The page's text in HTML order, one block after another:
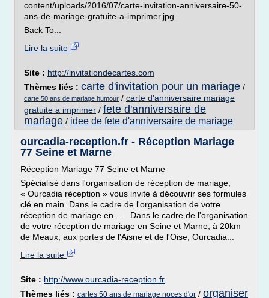
content/uploads/2016/07/carte-invitation-anniversaire-50-
ans-de-mariage-gratuite-a-imprimer.jpg
Back To...
Lire la suite
Site : http://invitationdecartes.com
Thèmes liés : carte d'invitation pour un mariage /
carte 50 ans de mariage humour / carte d'anniversaire mariage
gratuite a imprimer / fete d'anniversaire de
mariage / idee de fete d'anniversaire de mariage
ourcadia-reception.fr - Réception Mariage
77 Seine et Marne
Réception Mariage 77 Seine et Marne
Spécialisé dans l'organisation de réception de mariage,
« Ourcadia réception » vous invite à découvrir ses formules
clé en main. Dans le cadre de l'organisation de votre
réception de mariage en ... Dans le cadre de l'organisation
de votre réception de mariage en Seine et Marne, à 20km
de Meaux, aux portes de l'Aisne et de l'Oise, Ourcadia...
Lire la suite
Site : http://www.ourcadia-reception.fr
Thèmes liés : cartes 50 ans de mariage noces d'or / organiser